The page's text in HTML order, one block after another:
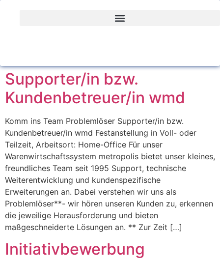
Supporter/in bzw.
Kundenbetreuer/in wmd
Komm ins Team Problemlöser Supporter/in bzw.
Kundenbetreuer/in wmd Festanstellung in Voll- oder
Teilzeit, Arbeitsort: Home-Office Für unser
Warenwirtschaftssystem metropolis bietet unser kleines,
freundliches Team seit 1995 Support, technische
Weiterentwicklung und kundenspezifische
Erweiterungen an. Dabei verstehen wir uns als
Problemlöser**- wir hören unseren Kunden zu, erkennen
die jeweilige Herausforderung und bieten
maßgeschneiderte Lösungen an. ** Zur Zeit […]
Initiativbewerbung